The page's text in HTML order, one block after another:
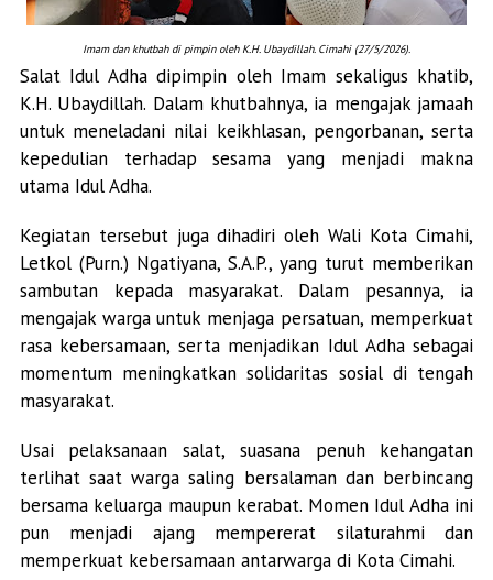
Imam dan khutbah di pimpin oleh K.H. Ubaydillah. Cimahi (27/5/2026).
Salat Idul Adha dipimpin oleh Imam sekaligus khatib,
K.H. Ubaydillah. Dalam khutbahnya, ia mengajak jamaah
untuk meneladani nilai keikhlasan, pengorbanan, serta
kepedulian terhadap sesama yang menjadi makna
utama Idul Adha.
Kegiatan tersebut juga dihadiri oleh Wali Kota Cimahi,
Letkol (Purn.) Ngatiyana, S.A.P., yang turut memberikan
sambutan kepada masyarakat. Dalam pesannya, ia
mengajak warga untuk menjaga persatuan, memperkuat
rasa kebersamaan, serta menjadikan Idul Adha sebagai
momentum meningkatkan solidaritas sosial di tengah
masyarakat.
Usai pelaksanaan salat, suasana penuh kehangatan
terlihat saat warga saling bersalaman dan berbincang
bersama keluarga maupun kerabat. Momen Idul Adha ini
pun menjadi ajang mempererat silaturahmi dan
memperkuat kebersamaan antarwarga di Kota Cimahi.